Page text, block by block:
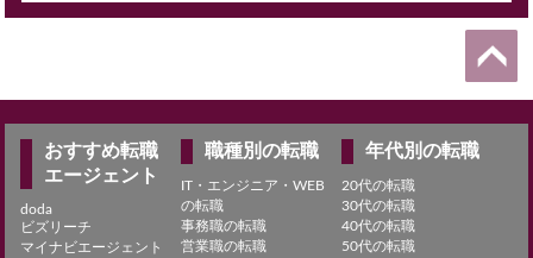
おすすめ転職
エージェント
doda
ビズリーチ
マイナビエージェント
職種別の転職
IT・エンジニア・WEB
の転職
事務職の転職
営業職の転職
年代別の転職
20代の転職
30代の転職
40代の転職
50代の転職